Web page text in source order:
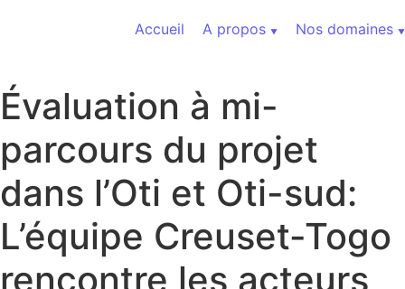
Accueil
A propos Nos domaines
Évaluation à mi-
parcours du projet
dans l’Oti et Oti-sud:
L’équipe Creuset-Togo
rencontre les acteurs